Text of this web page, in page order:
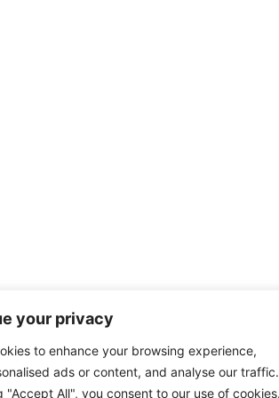
your privacy
to enhance your browsing experience,
ads or content, and analyse our traffic.
"Accept All", you consent to our use of